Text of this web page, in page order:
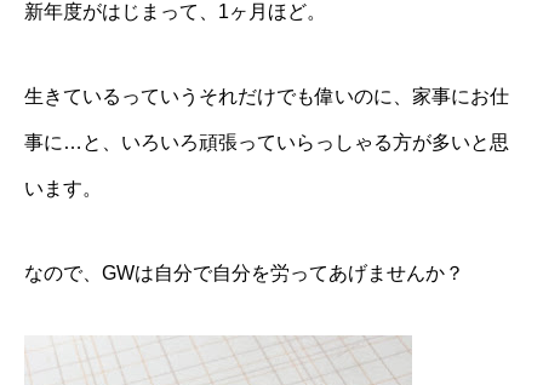
新年度がはじまって、1ヶ月ほど。
生きているっていうそれだけでも偉いのに、家事にお仕
事に…と、いろいろ頑張っていらっしゃる方が多いと思
います。
なので、GWは自分で自分を労ってあげませんか？